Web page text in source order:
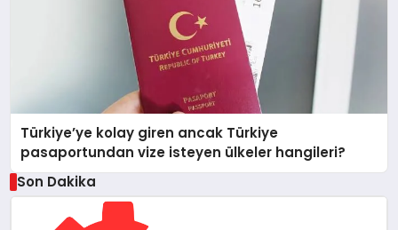
Türkiye’ye kolay giren ancak Türkiye
pasaportundan vize isteyen ülkeler hangileri?
Son Dakika